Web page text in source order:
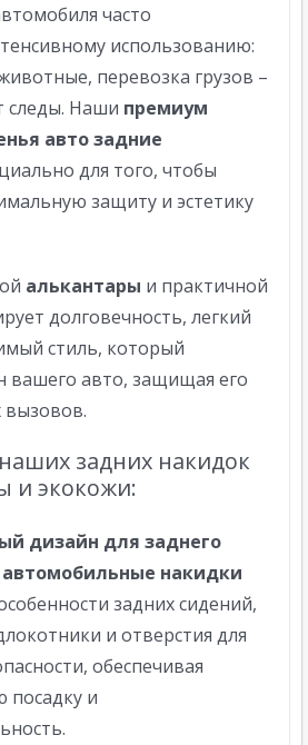
часто
использованию:
перевозка грузов –
следы. Наши премиум
авто задние
для того, чтобы
защиту и эстетику
алькантары и практичной
долговечность, легкий
стиль, который
вашего авто, защищая его
вызовов.
задних накидок
и экокожи:
дизайн для заднего
автомобильные накидки
задних сидений,
и отверстия для
обеспечивая
посадку и